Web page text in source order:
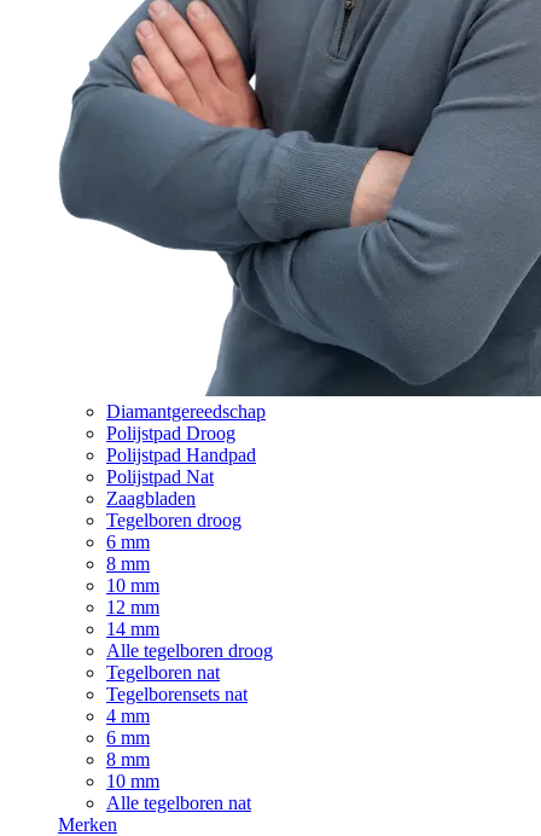
Diamantgereedschap
Polijstpad Droog
Polijstpad Handpad
Polijstpad Nat
Zaagbladen
Tegelboren droog
6 mm
8 mm
10 mm
12 mm
14 mm
Alle tegelboren droog
Tegelboren nat
Tegelborensets nat
4 mm
6 mm
8 mm
10 mm
Alle tegelboren nat
Merken